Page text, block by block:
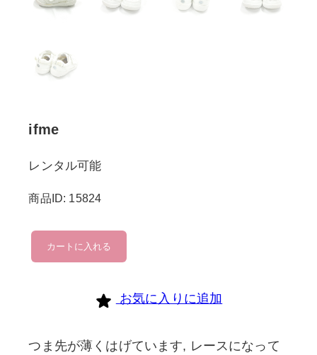
ifme
レンタル可能
商品ID: 15824
ifme
個
カートに入れる
お気に入りに追加
つま先が薄くはげています, レースになって